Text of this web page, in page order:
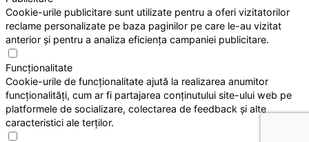
Cookie-urile publicitare sunt utilizate pentru a oferi vizitatorilor
reclame personalizate pe baza paginilor pe care le-au vizitat
anterior și pentru a analiza eficiența campaniei publicitare.
Funcționalitate
Cookie-urile de funcționalitate ajută la realizarea anumitor
funcționalități, cum ar fi partajarea conținutului site-ului web pe
platformele de socializare, colectarea de feedback și alte
caracteristici ale terților.